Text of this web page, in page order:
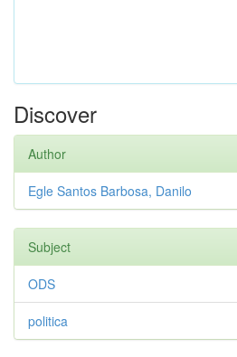
Discover
Author
Egle Santos Barbosa, Danilo
Subject
ODS
politica